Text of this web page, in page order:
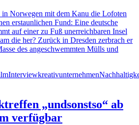
Norwegen mit dem Kanu die Lofoten
erstaunlichen Fund: Eine deutsche
auf einer zu Fuß unerreichbaren Insel
die her? Zurück in Dresden zerbrach er
des angeschwemmten Mülls und
Interviewkreativunternehmen
„undsonstso“ ab
verfügbar